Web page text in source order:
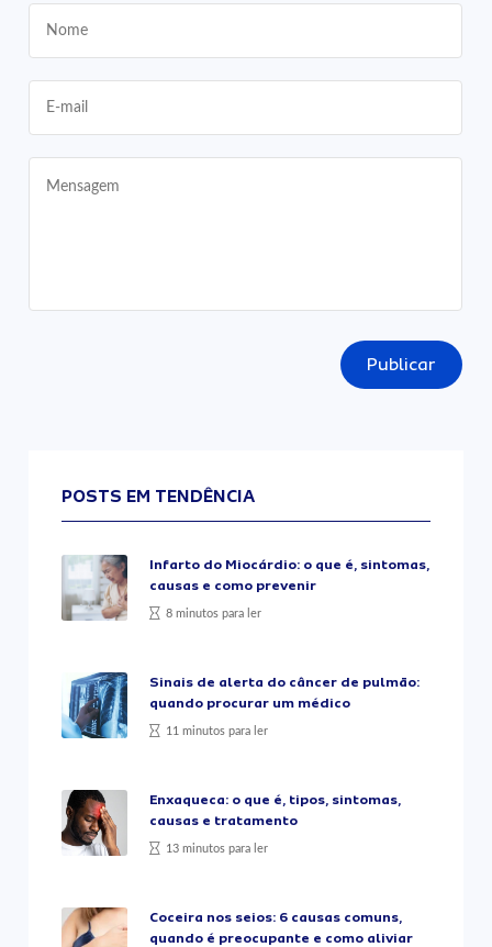
Publicar
POSTS EM TENDÊNCIA
Infarto do Miocárdio: o que é, sintomas,
causas e como prevenir
8 minutos para ler
Sinais de alerta do câncer de pulmão:
quando procurar um médico
11 minutos para ler
Enxaqueca: o que é, tipos, sintomas,
causas e tratamento
13 minutos para ler
Coceira nos seios: 6 causas comuns,
quando é preocupante e como aliviar